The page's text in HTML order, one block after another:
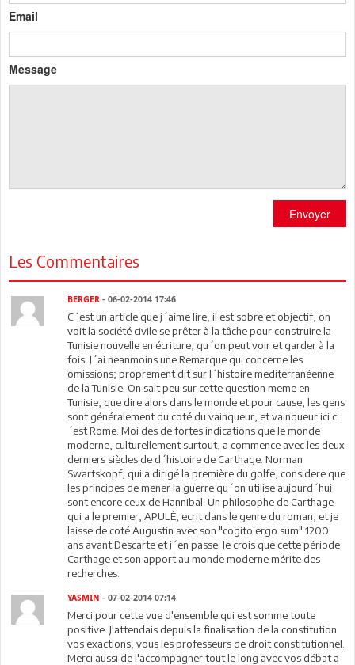
Email
Message
Envoyer
Les Commentaires
BERGER - 06-02-2014 17:46
C´est un article que j´aime lire, il est sobre et objectif, on
voit la société civile se prêter à la tâche pour construire la
Tunisie nouvelle en écriture, qu´on peut voir et garder à la
fois. J´ai neanmoins une Remarque qui concerne les
omissions; proprement dit sur l´histoire mediterranéenne
de la Tunisie. On sait peu sur cette question meme en
Tunisie, que dire alors dans le monde et pour cause; les gens
sont généralement du coté du vainqueur, et vainqueur ici c
´est Rome. Moi des de fortes indications que le monde
moderne, culturellement surtout, a commence avec les deux
derniers siècles de d´histoire de Carthage. Norman
Swartskopf, qui a dirigé la première du golfe, considere que
les principes de mener la guerre qu´on utilise aujourd´hui
sont encore ceux de Hannibal. Un philosophe de Carthage
qui a le premier, APULÈ, ecrit dans le genre du roman, et je
laisse de coté Augustin avec son "cogito ergo sum" 1200
ans avant Descarte et j´en passe. Je crois que cette période
Carthage et son apport au monde moderne mérite des
recherches.
YASMIN - 07-02-2014 07:14
Merci pour cette vue d'ensemble qui est somme toute
positive. J'attendais depuis la finalisation de la constitution
vos exactions, vous les professeurs de droit constitutionnel.
Merci aussi de l'accompagner tout le long avec vos débat a